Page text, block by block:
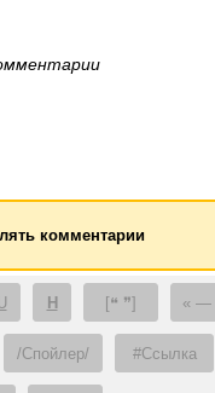
комментарии
H [❝ ❞] —
/Спойлер/ #Ссылка